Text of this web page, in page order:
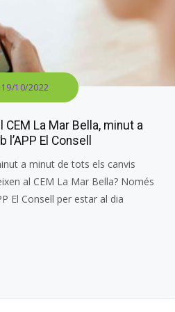
19/10/2022
La Mar Bella, minut a
l’APP El Consell
a minut de tots els canvis
al CEM La Mar Bella? Només
El Consell per estar al dia